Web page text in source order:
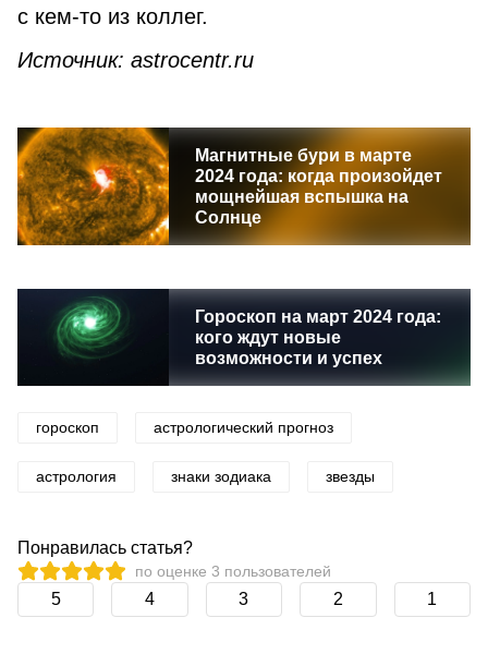
с кем-то из коллег.
Источник: astrocentr.ru
Магнитные бури в марте
2024 года: когда произойдет
мощнейшая вспышка на
Солнце
Гороскоп на март 2024 года:
кого ждут новые
возможности и успех
гороскоп астрологический прогноз
астрология знаки зодиака звезды
Понравилась статья?
по оценке 3 пользователей
5 4 3 2 1